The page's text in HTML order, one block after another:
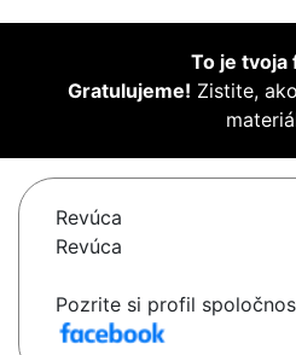
To je tvoja
Gratulujeme! Zistite,
Revúca
Revúca
Pozrite si profil